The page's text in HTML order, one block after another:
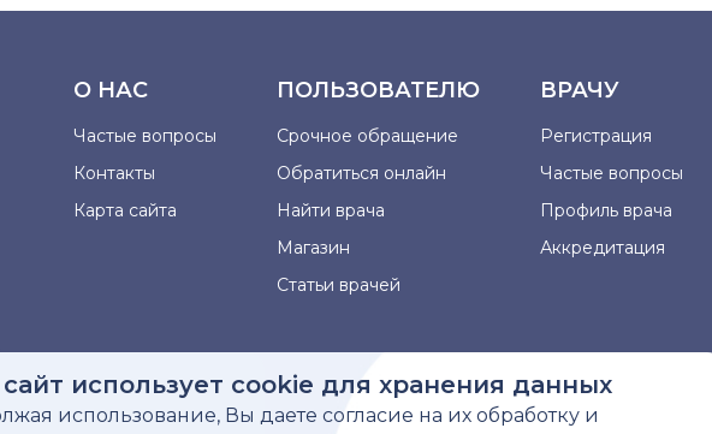
сайт использует cookie для хранения данных
использование, Вы даете согласие на их обработку и
О НАС
Частые вопросы
Контакты
Карта сайта
ПОЛЬЗОВАТЕЛЮ
Срочное обращение
Обратиться онлайн
Найти врача
Магазин
Статьи врачей
ВРАЧУ
Регистрация
Частые вопросы
Профиль врача
Аккредитация